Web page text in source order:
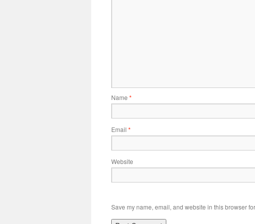
Name *
Email *
Website
Save my name, email, and website in this browser